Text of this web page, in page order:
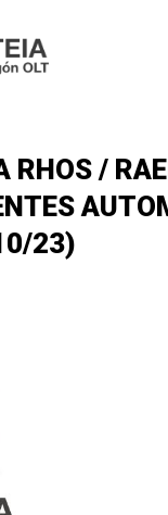
RHOS /
23)